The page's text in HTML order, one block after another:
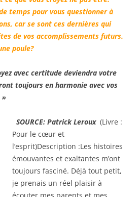
temps pour vous questionner à
car se sont ces dernières qui
de vos accomplissements futurs.
poule?
avec certitude deviendra votre
toujours en harmonie avec vos
»
SOURCE: Patrick Leroux (Livre :
Pour le cœur et
l’esprit)Description :Les histoires
émouvantes et exaltantes m’ont
toujours fasciné. Déjà tout petit,
je prenais un réel plaisir à